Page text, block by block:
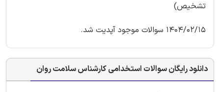
تشخیص)
1404/02/15 سوالات موجود آپدیت شد.
دانلود رایگان سوالات استخدامی کارشناس سلامت روان